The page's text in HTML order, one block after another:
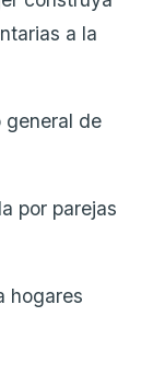
a la
general de
por parejas
hogares